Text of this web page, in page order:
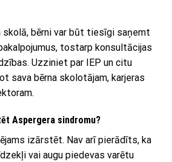
bērni var būt tiesīgi saņemt
tostarp konsultācijas
Uzziniet par IEP un citu
sava bērna skolotājam, karjeras
Aspergera sindromu?
izārstēt. Nav arī pierādīts, ka
vai augu piedevas varētu